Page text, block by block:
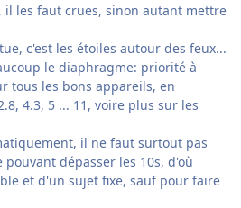
il les faut crues, sinon autant mettre
c'est les étoiles autour des feux...
le diaphragme: priorité à
tous les bons appareils, en
4.3, 5 ... 11, voire plus sur les
il ne faut surtout pas
dépasser les 10s, d'où
et d'un sujet fixe, sauf pour faire